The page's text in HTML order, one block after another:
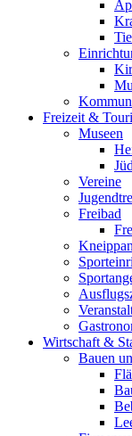
Freizeit &
Museen
Vereine
Freibad
Wirtschaft &
Bauen